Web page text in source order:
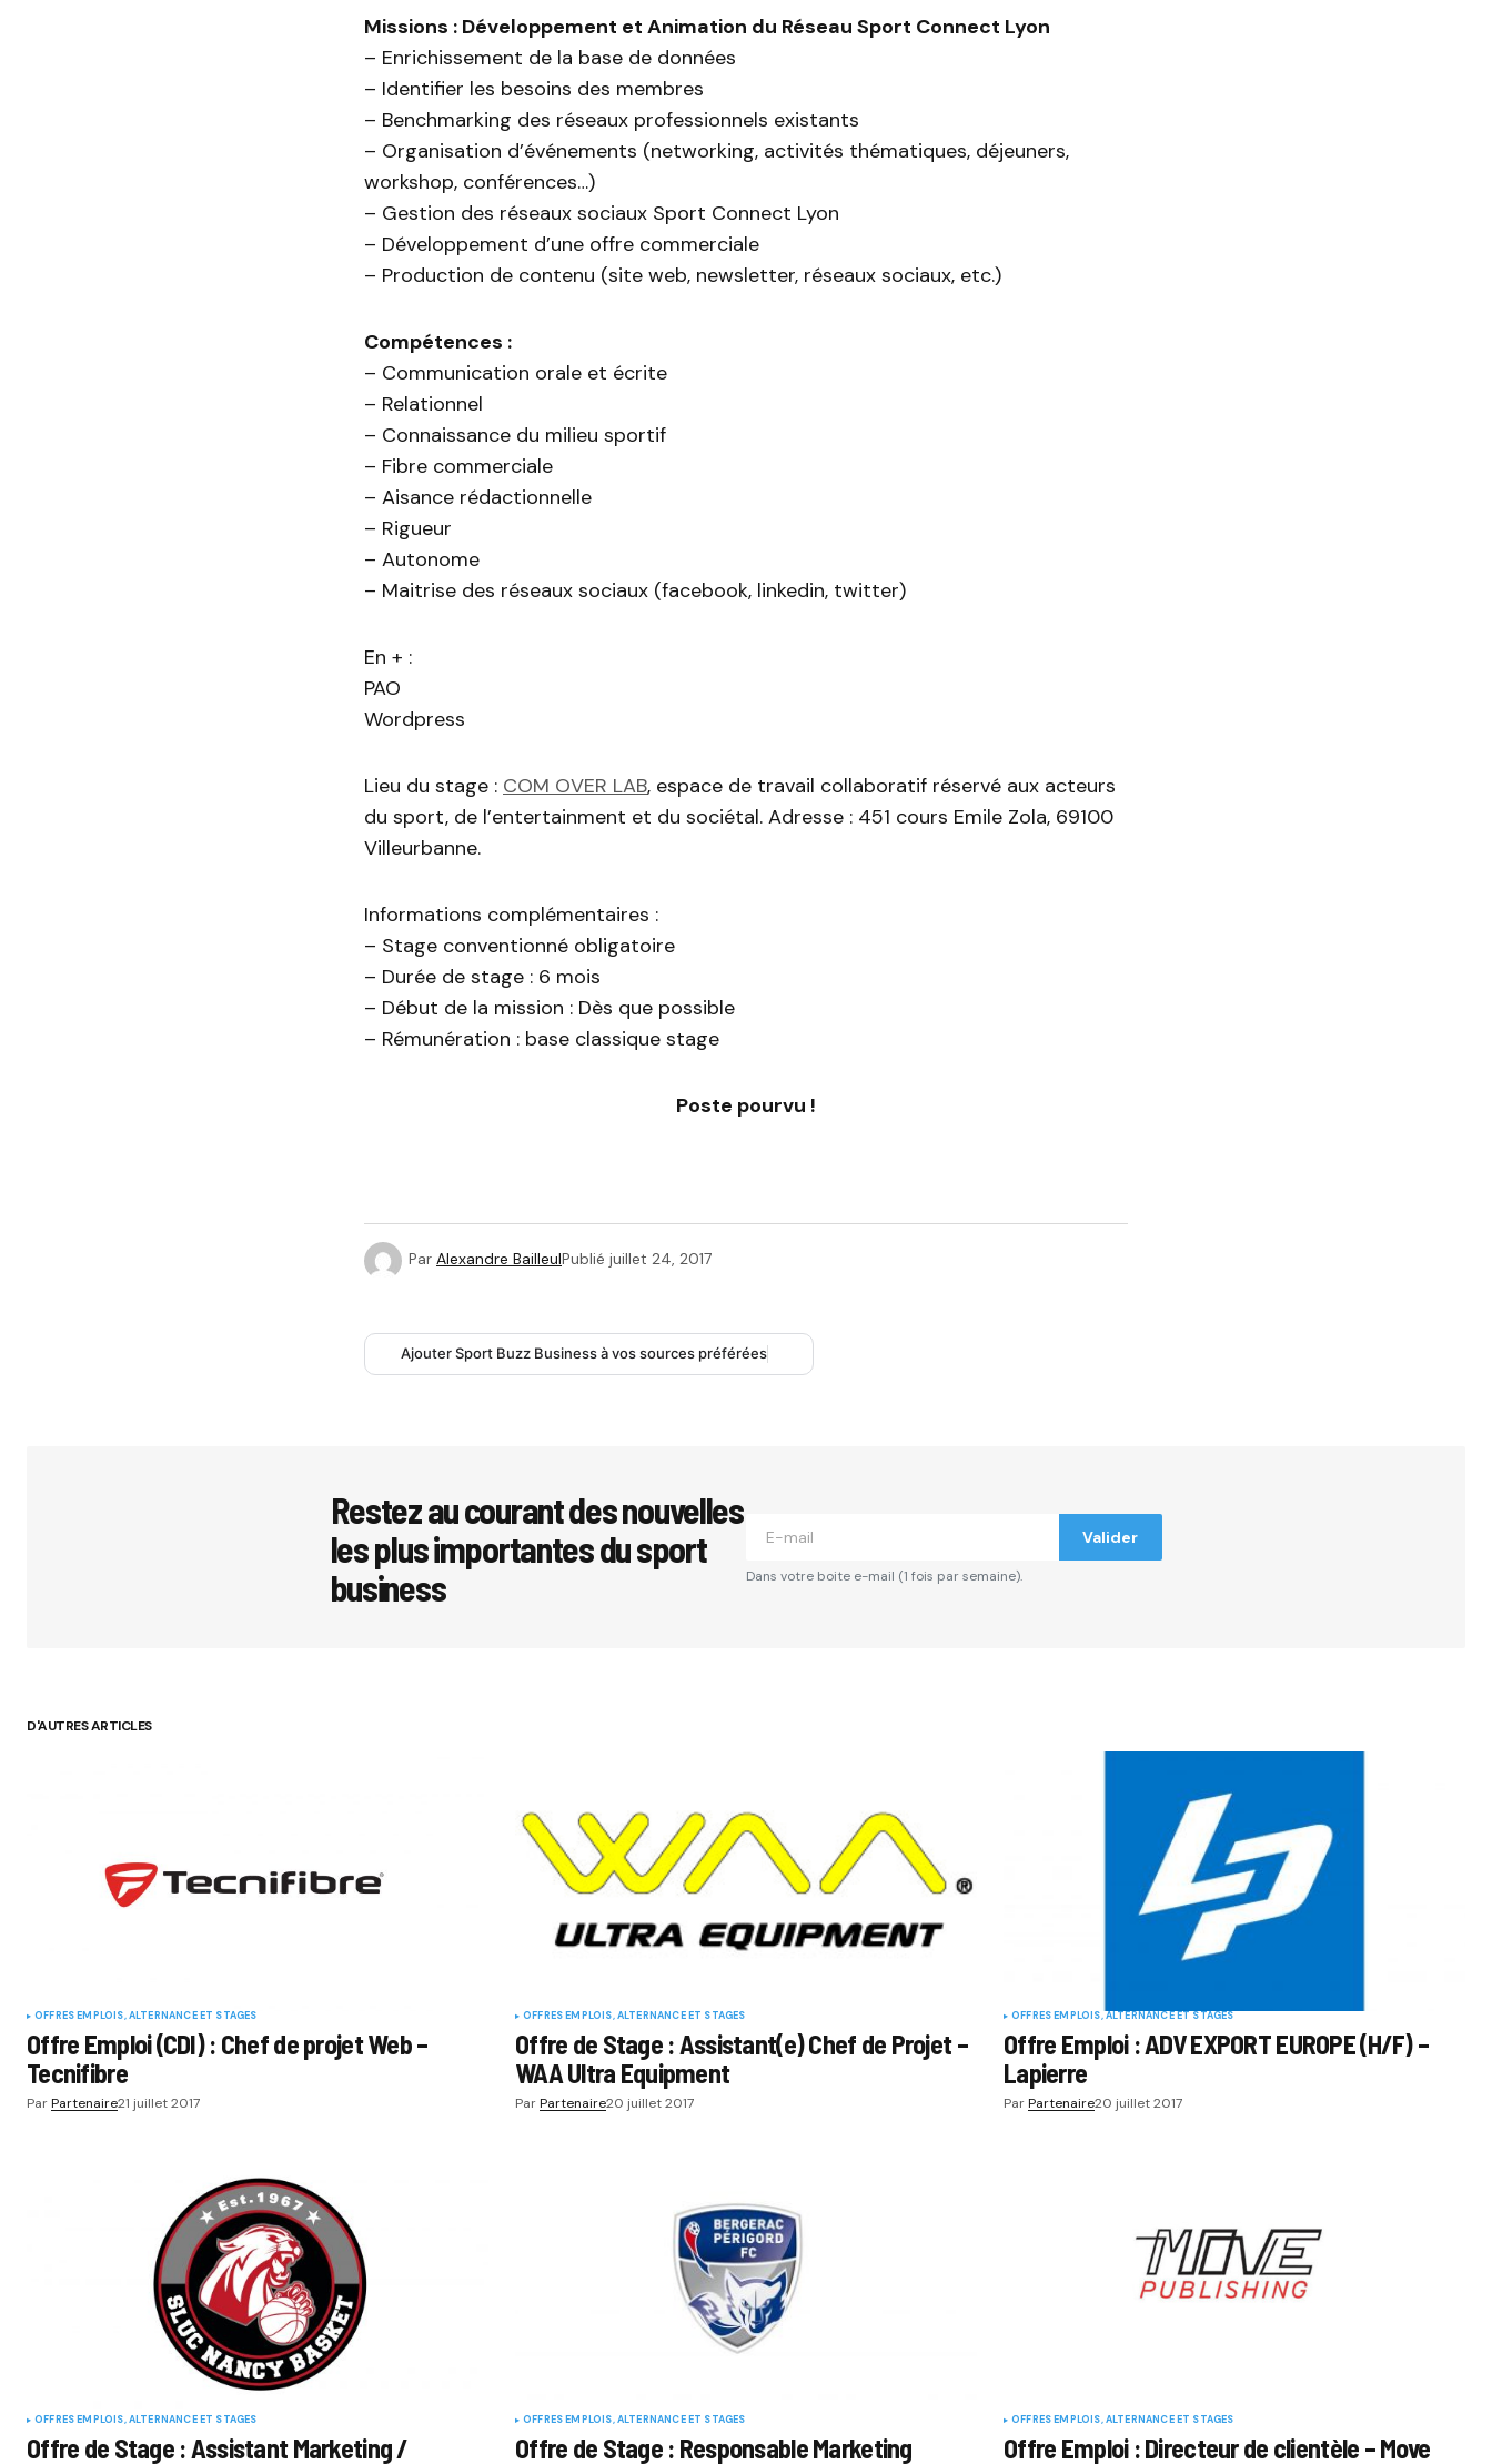
Missions : Développement et Animation du Réseau Sport Connect Lyon
– Enrichissement de la base de données
– Identifier les besoins des membres
– Benchmarking des réseaux professionnels existants
– Organisation d’événements (networking, activités thématiques, déjeuners,
workshop, conférences…)
– Gestion des réseaux sociaux Sport Connect Lyon
– Développement d’une offre commerciale
– Production de contenu (site web, newsletter, réseaux sociaux, etc.)
Compétences :
– Communication orale et écrite
– Relationnel
– Connaissance du milieu sportif
– Fibre commerciale
– Aisance rédactionnelle
– Rigueur
– Autonome
– Maitrise des réseaux sociaux (facebook, linkedin, twitter)
En + :
PAO
Wordpress
Lieu du stage : COM OVER LAB, espace de travail collaboratif réservé aux acteurs
du sport, de l’entertainment et du sociétal. Adresse : 451 cours Emile Zola, 69100
Villeurbanne.
Informations complémentaires :
– Stage conventionné obligatoire
– Durée de stage : 6 mois
– Début de la mission : Dès que possible
– Rémunération : base classique stage
Poste pourvu !
Par Alexandre BailleulPublié juillet 24, 2017
Ajouter Sport Buzz Business à vos sources préférées
Restez au courant des nouvelles
les plus importantes du sport
business
Valider
Dans votre boite e-mail (1 fois par semaine).
D'AUTRES ARTICLES
OFFRES EMPLOIS, ALTERNANCE ET STAGES
Offre Emploi (CDI) : Chef de projet Web –
Tecnifibre
ParPartenaire21 juillet 2017
OFFRES EMPLOIS, ALTERNANCE ET STAGES
Offre de Stage : Assistant(e) Chef de Projet –
WAA Ultra Equipment
ParPartenaire20 juillet 2017
OFFRES EMPLOIS, ALTERNANCE ET STAGES
Offre Emploi : ADV EXPORT EUROPE (H/F) –
Lapierre
ParPartenaire20 juillet 2017
OFFRES EMPLOIS, ALTERNANCE ET STAGES
Offre de Stage : Assistant Marketing /
OFFRES EMPLOIS, ALTERNANCE ET STAGES
Offre de Stage : Responsable Marketing
OFFRES EMPLOIS, ALTERNANCE ET STAGES
Offre Emploi : Directeur de clientèle – Move